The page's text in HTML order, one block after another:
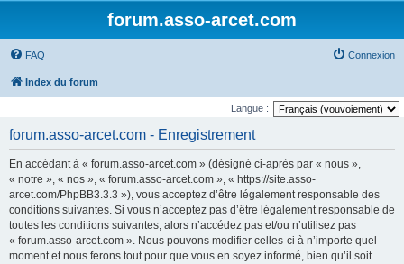
forum.asso-arcet.com
FAQ Connexion
Index du forum
Langue :
forum.asso-arcet.com - Enregistrement
En accédant à « forum.asso-arcet.com » (désigné ci-après par « nous »,
« notre », « nos », « forum.asso-arcet.com », « https://site.asso-
arcet.com/PhpBB3.3.3 »), vous acceptez d’être légalement responsable des
conditions suivantes. Si vous n’acceptez pas d’être légalement responsable de
toutes les conditions suivantes, alors n’accédez pas et/ou n’utilisez pas
« forum.asso-arcet.com ». Nous pouvons modifier celles-ci à n’importe quel
moment et nous ferons tout pour que vous en soyez informé, bien qu’il soit